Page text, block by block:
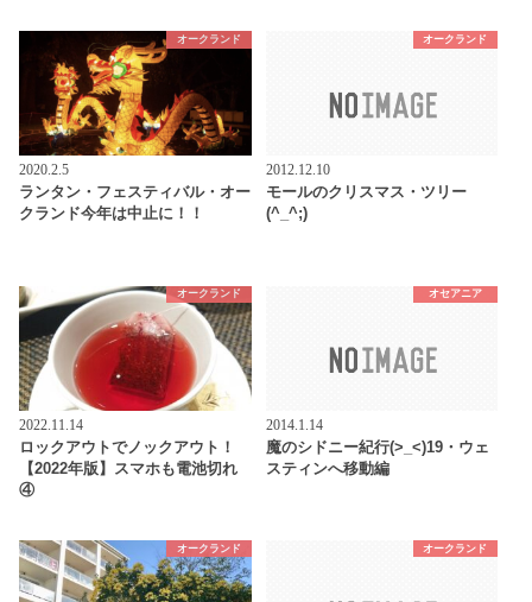
オークランド
2020.2.5
ランタン・フェスティバル・オー
クランド今年は中止に！！
オークランド
2012.12.10
モールのクリスマス・ツリー
(^_^;)
オークランド
2022.11.14
ロックアウトでノックアウト！
【2022年版】スマホも電池切れ
④
オセアニア
2014.1.14
魔のシドニー紀行(>_<)19・ウェ
スティンへ移動編
オークランド オークランド